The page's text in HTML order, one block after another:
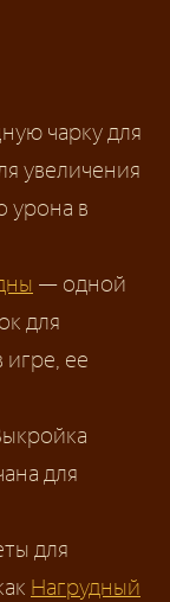
чарку для
увеличения
урона в
— одной
для
игре, ее
для
для
Нагрудный